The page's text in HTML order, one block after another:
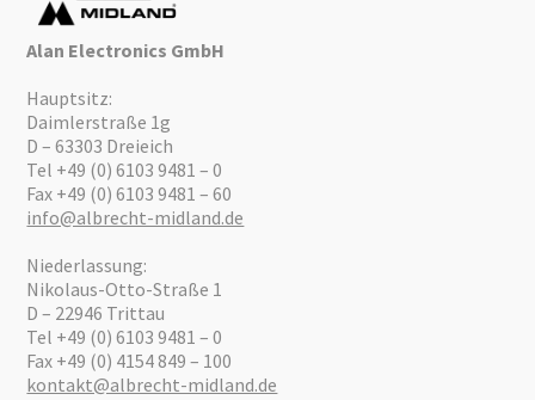
Alan Electronics GmbH
Hauptsitz:
Daimlerstraße 1g
D – 63303 Dreieich
Tel +49 (0) 6103 9481 – 0
Fax +49 (0) 6103 9481 – 60
info@albrecht-midland.de
Niederlassung:
Nikolaus-Otto-Straße 1
D – 22946 Trittau
Tel +49 (0) 6103 9481 – 0
Fax +49 (0) 4154 849 – 100
kontakt@albrecht-midland.de